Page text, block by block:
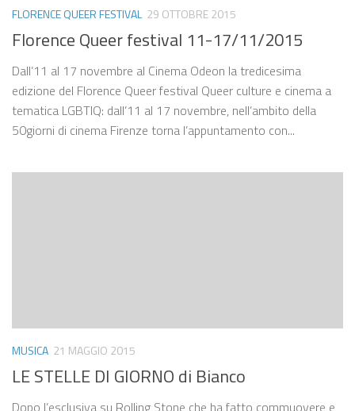
FLORENCE QUEER FESTIVAL 29 OTTOBRE 2015
Florence Queer festival 11-17/11/2015
Dall’11 al 17 novembre al Cinema Odeon la tredicesima
edizione del Florence Queer festival Queer culture e cinema a
tematica LGBTIQ: dall’11 al 17 novembre, nell’ambito della
50giorni di cinema Firenze torna l’appuntamento con...
MUSICA 21 MAGGIO 2015
LE STELLE DI GIORNO di Bianco